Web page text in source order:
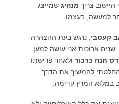
צריך מנהיג שמייצג
למעשה, בעצמו.
קעטבי , נרגש בעת ההצהרה
שנים ארוכות אני עושה למען
חנה כרכור ולאחר פרישתו
להמשיך את הדרך
במלוא המרץ קדימה.